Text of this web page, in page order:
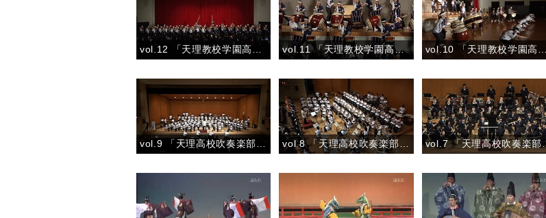
vol.11 「天理教校学園高校和太鼓部 親里」『族』
vol.9 「天理高校吹奏楽部」『テレビCMオンパレード Vol.2』 vol.8 「天理高校吹奏楽部」『お楽しみステージ ―野球応援－』 vol.7 「天理